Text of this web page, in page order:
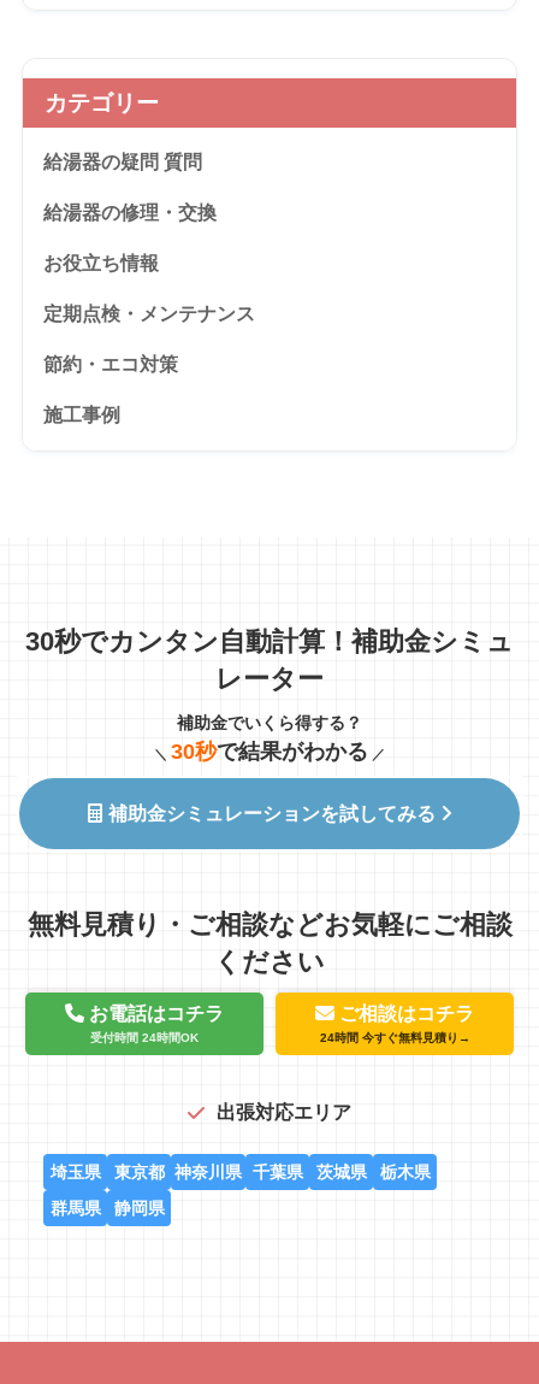
カテゴリー
給湯器の疑問 質問
給湯器の修理・交換
お役立ち情報
定期点検・メンテナンス
節約・エコ対策
施工事例
30秒でカンタン自動計算！補助金シミュ
レーター
補助金でいくら得する？
＼ 30秒で結果がわかる ／
補助金シミュレーションを試してみる
無料見積り・ご相談などお気軽にご相談
ください
お電話はコチラ
受付時間 24時間OK
ご相談はコチラ
24時間 今すぐ無料見積り→
出張対応エリア
埼玉県 東京都 神奈川県 千葉県 茨城県
栃木県
群馬県
静岡県